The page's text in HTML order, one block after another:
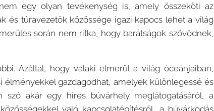
egy olyan tevékenység is, amely összeköti az
és túravezetők közössége igazi kapocs lehet a világ
során nem ritka, hogy barátságok szövődnek,
Azáltal, hogy valaki elmerül a világ óceánjaiban,
gazdagodhat, amelyek különlegessé és
szó akár egy híres búvárhely meglátogatásáról, a
való kapcsolatépítésről, a búvárkodás